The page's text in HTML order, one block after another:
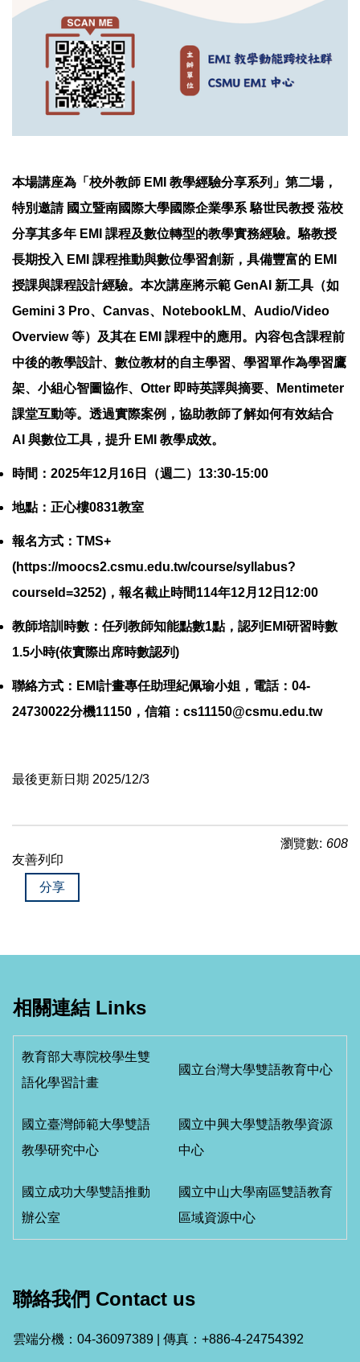
本場講座為「校外教師 EMI 教學經驗分享系列」第二場，
特別邀請 國立暨南國際大學國際企業學系 駱世民教授 蒞校
分享其多年 EMI 課程及數位轉型的教學實務經驗。駱教授
長期投入 EMI 課程推動與數位學習創新，具備豐富的 EMI
授課與課程設計經驗。本次講座將示範 GenAI 新工具（如
Gemini 3 Pro、Canvas、NotebookLM、Audio/Video
Overview 等）及其在 EMI 課程中的應用。內容包含課程前
中後的教學設計、數位教材的自主學習、學習單作為學習鷹
架、小組心智圖協作、Otter 即時英譯與摘要、Mentimeter
課堂互動等。透過實際案例，協助教師了解如何有效結合
AI 與數位工具，提升 EMI 教學成效。
時間：2025年12月16日（週二）13:30-15:00
地點：正心樓0831教室
報名方式：TMS+
(https://moocs2.csmu.edu.tw/course/syllabus?
courseId=3252)，報名截止時間114年12月12日12:00
教師培訓時數：任列教師知能點數1點，認列EMI研習時數
1.5小時(依實際出席時數認列)
聯絡方式：EMI計畫專任助理紀佩瑜小姐，電話：04-
24730022分機11150，信箱： cs11150@csmu.edu.tw
最後更新日期 2025/12/3
瀏覽數: 608
友善列印
分享
相關連結 Links
教育部大專院校學生雙
語化學習計畫
國立台灣大學雙語教育中心
國立臺灣師範大學雙語
教學研究中心
國立中興大學雙語教學資源
中心
國立成功大學雙語推動
辦公室
國立中山大學南區雙語教育
區域資源中心
聯絡我們 Contact us
雲端分機：04-36097389 | 傳真：+886-4-24754392